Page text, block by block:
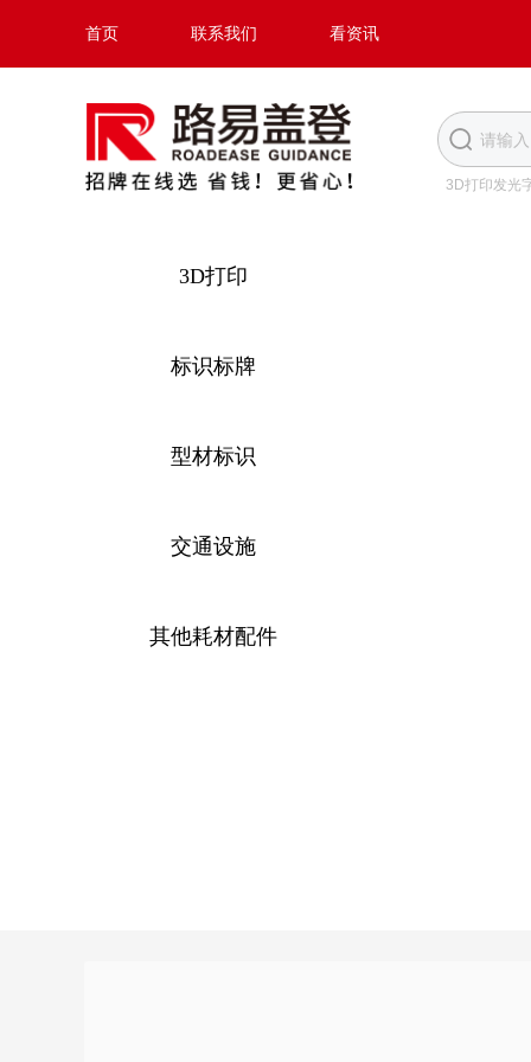
首页 联系我们 看资讯
3D打印发光
3D打印
标识标牌
型材标识
交通设施
其他耗材配件